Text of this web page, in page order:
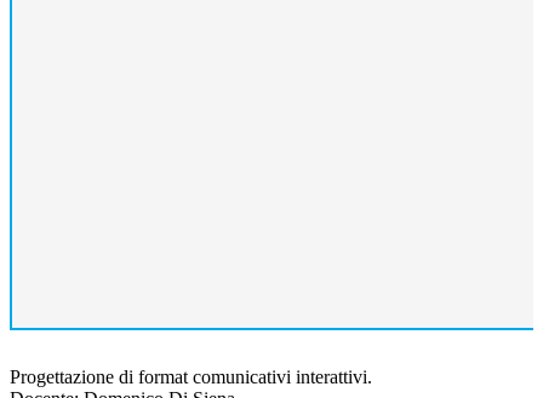
Progettazione di format comunicativi interattivi.